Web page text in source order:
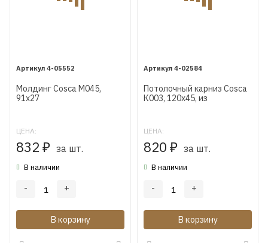
4-05552
Молдинг Cosca М045,
91х27
ЦЕНА:
832 ₽ за шт.
В наличии
- +
В корзину
4-02584
Потолочный карниз Cosca
К003, 120х45, из
ЦЕНА:
820 ₽ за шт.
В наличии
- +
В корзину